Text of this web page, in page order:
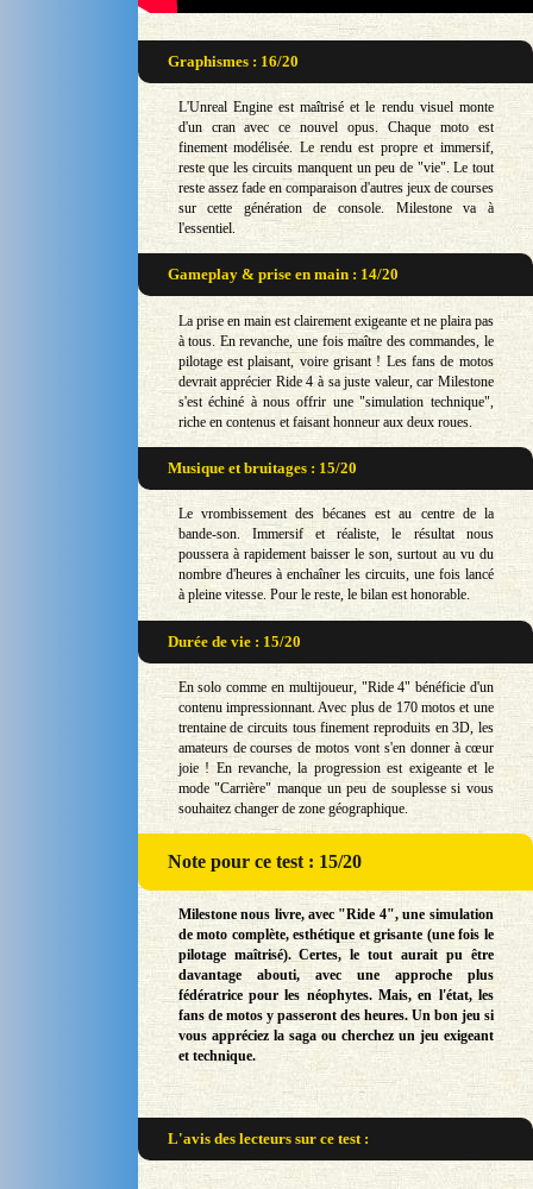
Graphismes : 16/20
L'Unreal Engine est maîtrisé et le rendu visuel monte
d'un cran avec ce nouvel opus. Chaque moto est
finement modélisée. Le rendu est propre et immersif,
reste que les circuits manquent un peu de "vie". Le tout
reste assez fade en comparaison d'autres jeux de courses
sur cette génération de console. Milestone va à
l'essentiel.
Gameplay & prise en main : 14/20
La prise en main est clairement exigeante et ne plaira pas
à tous. En revanche, une fois maître des commandes, le
pilotage est plaisant, voire grisant ! Les fans de motos
devrait apprécier Ride 4 à sa juste valeur, car Milestone
s'est échiné à nous offrir une "simulation technique",
riche en contenus et faisant honneur aux deux roues.
Musique et bruitages : 15/20
Le vrombissement des bécanes est au centre de la
bande-son. Immersif et réaliste, le résultat nous
poussera à rapidement baisser le son, surtout au vu du
nombre d'heures à enchaîner les circuits, une fois lancé
à pleine vitesse. Pour le reste, le bilan est honorable.
Durée de vie : 15/20
En solo comme en multijoueur, "Ride 4" bénéficie d'un
contenu impressionnant. Avec plus de 170 motos et une
trentaine de circuits tous finement reproduits en 3D, les
amateurs de courses de motos vont s'en donner à cœur
joie ! En revanche, la progression est exigeante et le
mode "Carrière" manque un peu de souplesse si vous
souhaitez changer de zone géographique.
Notepour ce test : 15/20
Milestone nous livre, avec "Ride 4", une simulation
de moto complète, esthétique et grisante (une fois le
pilotage maîtrisé). Certes, le tout aurait pu être
davantage abouti, avec une approche plus
fédératrice pour les néophytes. Mais, en l'état, les
fans de motos y passeront des heures. Un bon jeu si
vous appréciez la saga ou cherchez un jeu exigeant
et technique.
L'avis des lecteurs surce test :